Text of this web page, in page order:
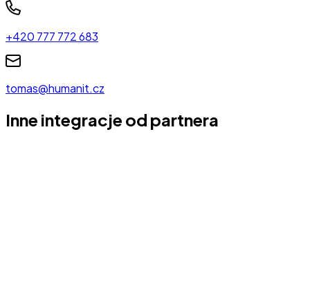
+420 777 772 683
tomas@humanit.cz
Inne integracje od partnera